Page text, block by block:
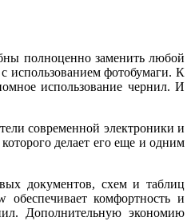
полноценно заменить любой
использованием фотобумаги. К
использование чернил. И
современной электроники и
которого делает его еще и одним
документов, схем и таблиц
обеспечивает комфортность и
Дополнительную экономию